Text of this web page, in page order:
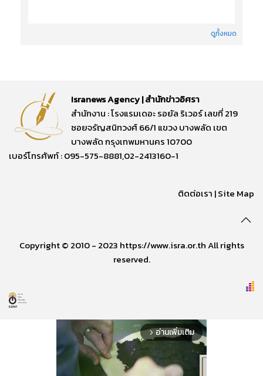
ดูทั้งหมด
Isranews Agency | สำนักข่าวอิศรา
สำนักงาน : โรงแรมเดอะ รอยัล ริเวอร์ เลขที่ 219
ซอยจรัญสนิทวงศ์ 66/1 แขวง บางพลัด เขต
บางพลัด กรุงเทพมหานคร 10700
เบอร์โทรศัพท์ : 095-575-8881,02-2413160-1
ติดต่อเรา |Site Map
Copyright © 2010 - 2023 https://www.isra.or.th All rights
reserved.
arrow_forward_ios อ่านเพิ่มเติม